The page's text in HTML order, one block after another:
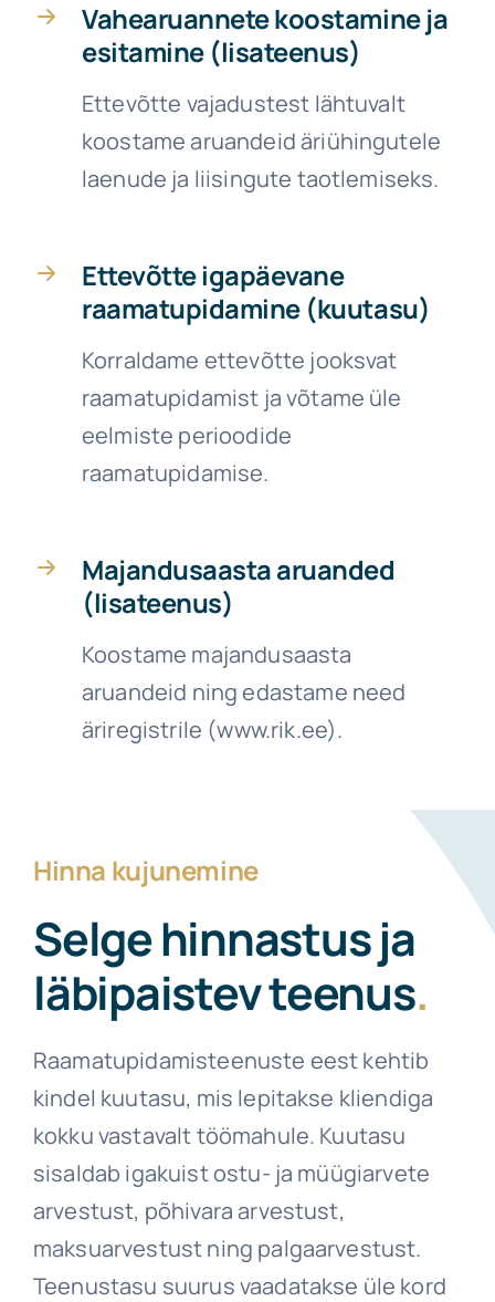
Vahearuannete koostamine ja
esitamine (lisateenus)
Ettevõtte vajadustest lähtuvalt
koostame aruandeid äriühingutele
laenude ja liisingute taotlemiseks.
Ettevõtte igapäevane
raamatupidamine (kuutasu)
Korraldame ettevõtte jooksvat
raamatupidamist ja võtame üle
eelmiste perioodide
raamatupidamise.
Majandusaasta aruanded
(lisateenus)
Koostame majandusaasta
aruandeid ning edastame need
äriregistrile (www.rik.ee).
Hinna kujunemine
Selge hinnastus ja
läbipaistev teenus.
Raamatupidamisteenuste eest kehtib
kindel kuutasu, mis lepitakse kliendiga
kokku vastavalt töömahule. Kuutasu
sisaldab igakuist ostu- ja müügiarvete
arvestust, põhivara arvestust,
maksuarvestust ning palgaarvestust.
Teenustasu suurus vaadatakse üle kord